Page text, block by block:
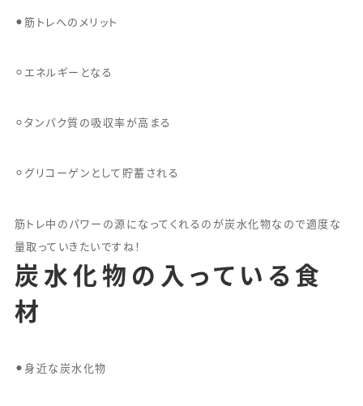
⚫︎筋トレへのメリット
⚪︎エネルギーとなる
⚪︎タンパク質の吸収率が高まる
⚪︎グリコーゲンとして貯蓄される
筋トレ中のパワーの源になってくれるのが炭水化物なので適度な
量取っていきたいですね！
炭水化物の入っている食
材
⚫︎身近な炭水化物